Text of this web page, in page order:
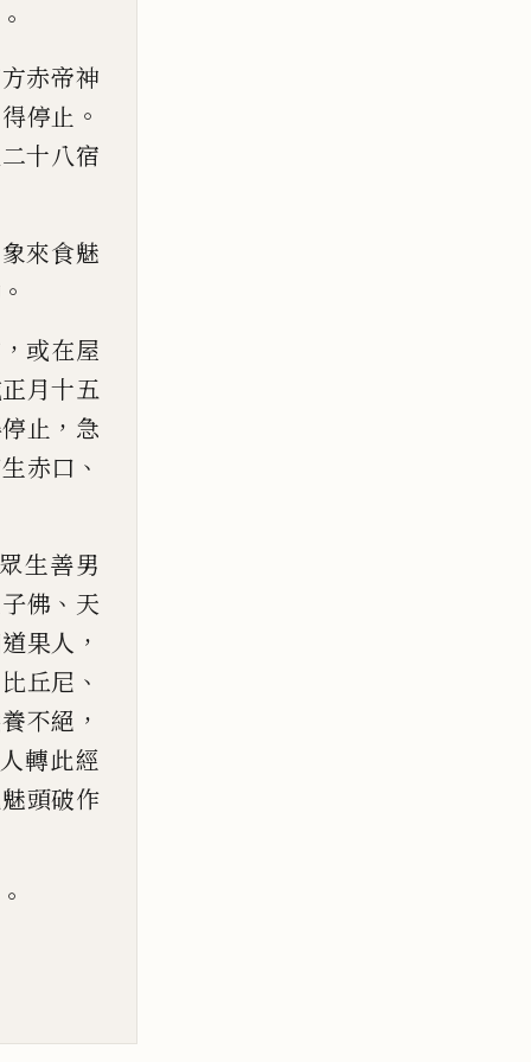
。
赤帝神
停止 。
十八宿
來食魅
。
， 或在屋
月十五
止 ， 急
赤口 、
生善男
佛 、 天
果人 ，
比丘尼 、
不絕 ，
轉此經
頭破作
。